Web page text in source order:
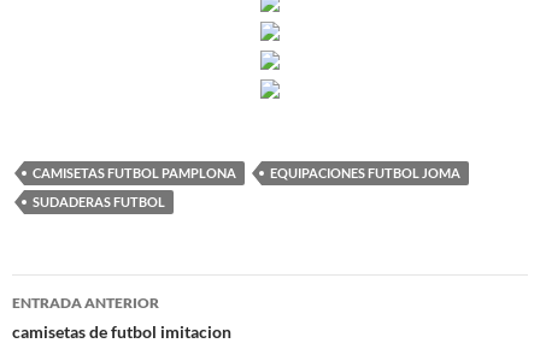
CAMISETAS FUTBOL PAMPLONA
EQUIPACIONES FUTBOL JOMA
SUDADERAS FUTBOL
Navegación
de
ENTRADA ANTERIOR
camisetas de futbol imitacion